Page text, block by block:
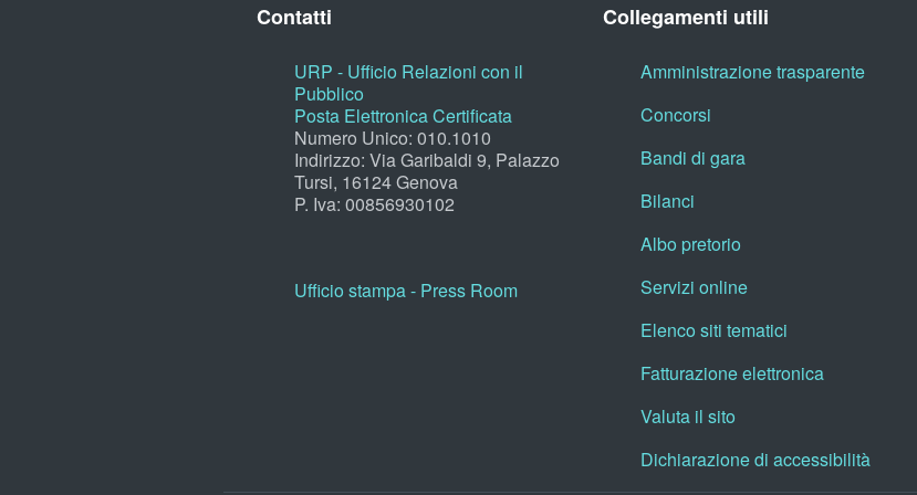
Contatti
URP - Ufficio Relazioni con il
Pubblico
Posta Elettronica Certificata
Numero Unico: 010.1010
Indirizzo: Via Garibaldi 9, Palazzo
Tursi, 16124 Genova
P. Iva: 00856930102
Ufficio stampa - Press Room
Collegamenti utili
Amministrazione trasparente
Concorsi
Bandi di gara
Bilanci
Albo pretorio
Servizi online
Elenco siti tematici
Fatturazione elettronica
Valuta il sito
Dichiarazione di accessibilità